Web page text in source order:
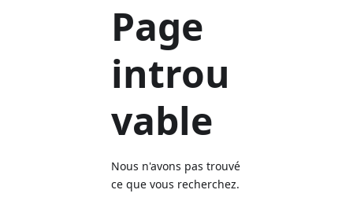
Page
introu
vable
Nous n'avons pas trouvé
ce que vous recherchez.